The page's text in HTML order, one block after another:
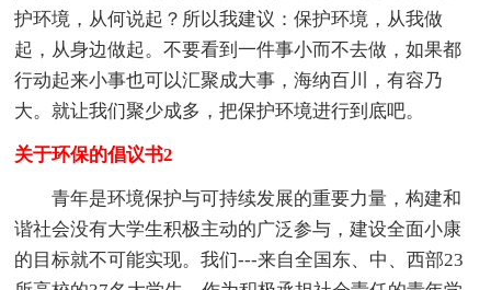
护环境，从何说起？所以我建议：保护环境，从我做
起，从身边做起。不要看到一件事小而不去做，如果都
行动起来小事也可以汇聚成大事，海纳百川，有容乃
大。就让我们聚少成多，把保护环境进行到底吧。
关于环保的倡议书2
青年是环境保护与可持续发展的重要力量，构建和
谐社会没有大学生积极主动的广泛参与，建设全面小康
的目标就不可能实现。我们---来自全国东、中、西部23